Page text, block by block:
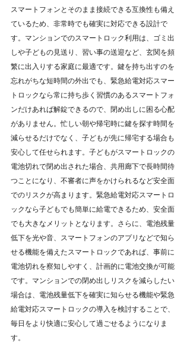
スマートフォンとそのまま接続できる互換性も備え
ているため、非常時でも確実に対応できる設計で
す。マンションでのスマートロック利用は、ゴミ出
しや子どもの見送り、習い事の送迎など、玄関を頻
繁に出入りする家庭に最適です。鍵を持ち出すのを
忘れがちな短時間の外出でも、緊急給電対応スマー
トロックなら常に持ち歩く習慣のあるスマートフォ
ンだけあれば解錠できるので、閉め出しに困る心配
がありません。忙しい朝や帰宅時に鍵を探す時間を
減らせるだけでなく、子どもが先に帰宅する場合も
安心して任せられます。子どもがスマートロックの
電池切れで閉め出された場合、共用廊下で長時間待
つことになり、不審者に声をかけられるなど安全面
でのリスクが高まります。緊急給電対応スマートロ
ックなら子どもでも簡単に給電できるため、安全面
でも大きなメリットとなります。さらに、電池残量
低下を光や音、スマートフォンのアプリなどで知ら
せる機能を備えたスマートロックであれば、事前に
電池切れを察知しやすく、計画的に電池交換が可能
です。マンションでの閉め出しリスクを減らしたい
場合は、電池残量低下を確実に知らせる機能や緊急
給電対応スマートロックの導入を検討することで、
毎日をより快適に安心して過ごせるようになりま
す。